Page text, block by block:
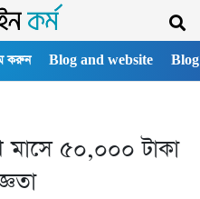
করুন Blog and website
মাসে ৫০,০০০ টাকা